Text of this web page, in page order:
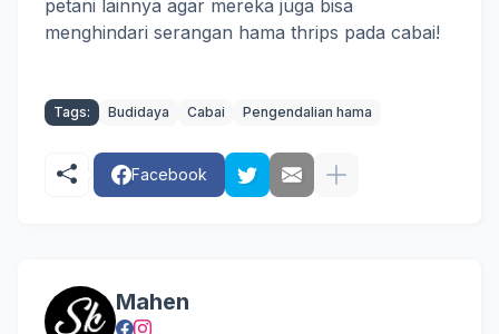
petani lainnya agar mereka juga bisa
menghindari serangan hama thrips pada cabai!
Tags: Budidaya Cabai Pengendalian hama
Facebook
Mahen